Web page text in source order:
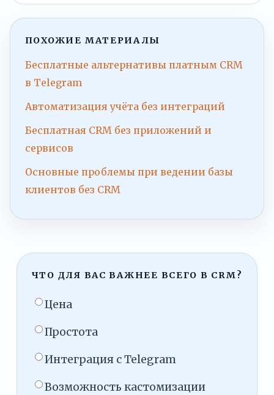
ПОХОЖИЕ МАТЕРИАЛЫ
Бесплатные альтернативы платным CRM
в Telegram
Автоматизация учёта без интеграций
Бесплатная CRM без приложений и
сервисов
Основные проблемы при ведении базы
клиентов без CRM
ЧТО ДЛЯ ВАС ВАЖНЕЕ ВСЕГО В CRM?
Цена
Простота
Интеграция с Telegram
Возможность кастомизации